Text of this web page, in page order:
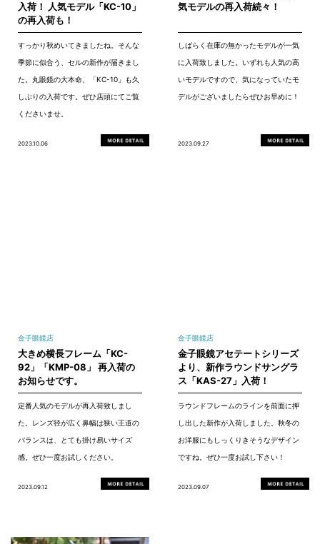
入荷！ 人気モデル「KC-10」
の再入荷も！
すっかり秋めいてきましたね。そんな
季節に似合う、セルの新作が届きまし
た。丸眼鏡の大本命、「KC-10」も久
しぶりの入荷です。ぜひ店頭にてご覧
くださいませ。
2023.10.06
気モデルの再入荷続々！
しばらく在庫の無かったモデルが一気
に入荷致しました。いずれも人気の高
いモデルですので、気になっていたモ
デルがございましたらぜひお早めに！
2023.09.27
金子眼鏡店
大きめ横長フレーム「KC-
92」「KMP-08」 再入荷の
お知らせです。
定番人気のモデルが再入荷致しまし
た。レンズ径が広く鼻幅は狭い王道の
バランスは、とても掛け易いサイズ
感。ぜひ一度お試しください。
2023.09.12
金子眼鏡店
金子眼鏡アセテートシリーズ
より、新作ラウンドサングラ
ス「KAS-27」入荷！
ラウンドフレームのラインを前面に押
し出した新作が入荷しました。秋冬の
お洋服にもしっくりきそうなデザイン
ですね。ぜひ一度お試し下さい！
2023.09.07